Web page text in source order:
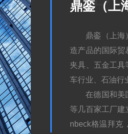
鼎銮（上
鼎銮（上海
造产品的国际贸
夹具、五金工具
车行业、石油行
在德国和美
等几百家工厂建
nbeck格温拜克